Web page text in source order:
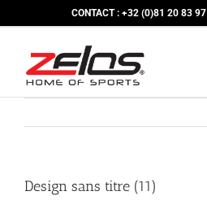
CONTACT : +32 (0)81 20 83 97
Design sans titre (11)